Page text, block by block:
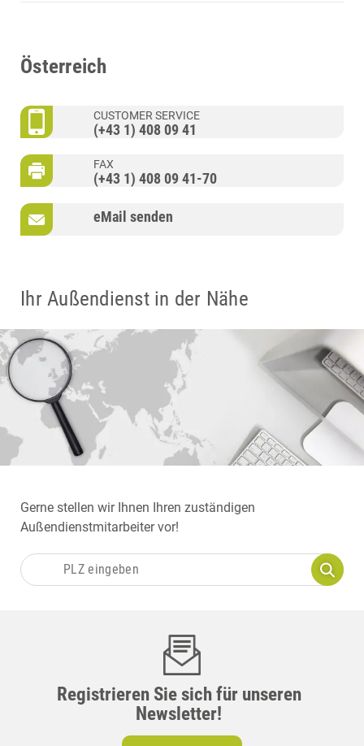
Österreich
CUSTOMER SERVICE
(+43 1) 408 09 41
FAX
(+43 1) 408 09 41-70
eMail senden
Ihr Außendienst in der Nähe
Gerne stellen wir Ihnen Ihren zuständigen
Außendienstmitarbeiter vor!
Registrieren Sie sich für unseren
Newsletter!